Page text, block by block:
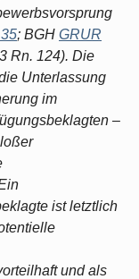
; BGH GRUR
Rn. 124). Die
Unterlassung
im
–
ist letztlich
und als